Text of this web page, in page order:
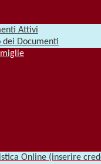
Attivi
dei Documenti
Online (inserire